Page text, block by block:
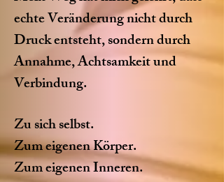
echte Veränderung nicht durch
Druck entsteht, sondern durch
Annahme, Achtsamkeit und
Verbindung.
Zu sich selbst.
Zum eigenen Körper.
Zum eigenen Inneren.